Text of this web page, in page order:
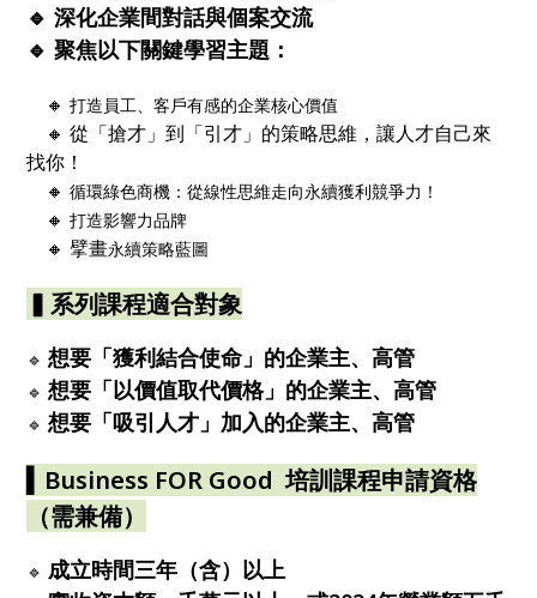
🔹 深化企業間對話與個案交流
🔹 聚焦以下關鍵學習主題：
🔸打造員工、客戶有感的企業核心價值
🔸 從「搶才」到「引才」的策略思維，讓人才自己來
找你！
🔸循環綠色商機：從線性思維走向永續獲利競爭力！
🔸打造影響力品牌
🔸 擘畫永續策略藍圖
▍系列課程適合對象
🔹想要「獲利結合使命」的企業主、高管
🔹想要「以價值取代價格」的企業主、高管
🔹想要「吸引人才」加入的企業主、高管
▍Business FOR Good 培訓課程申請資格
（需兼備）
🔹 成立時間三年（含）以上